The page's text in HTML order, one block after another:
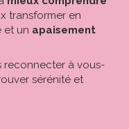
transformer en
et un apaisement
reconnecter à vous-
sérénité et